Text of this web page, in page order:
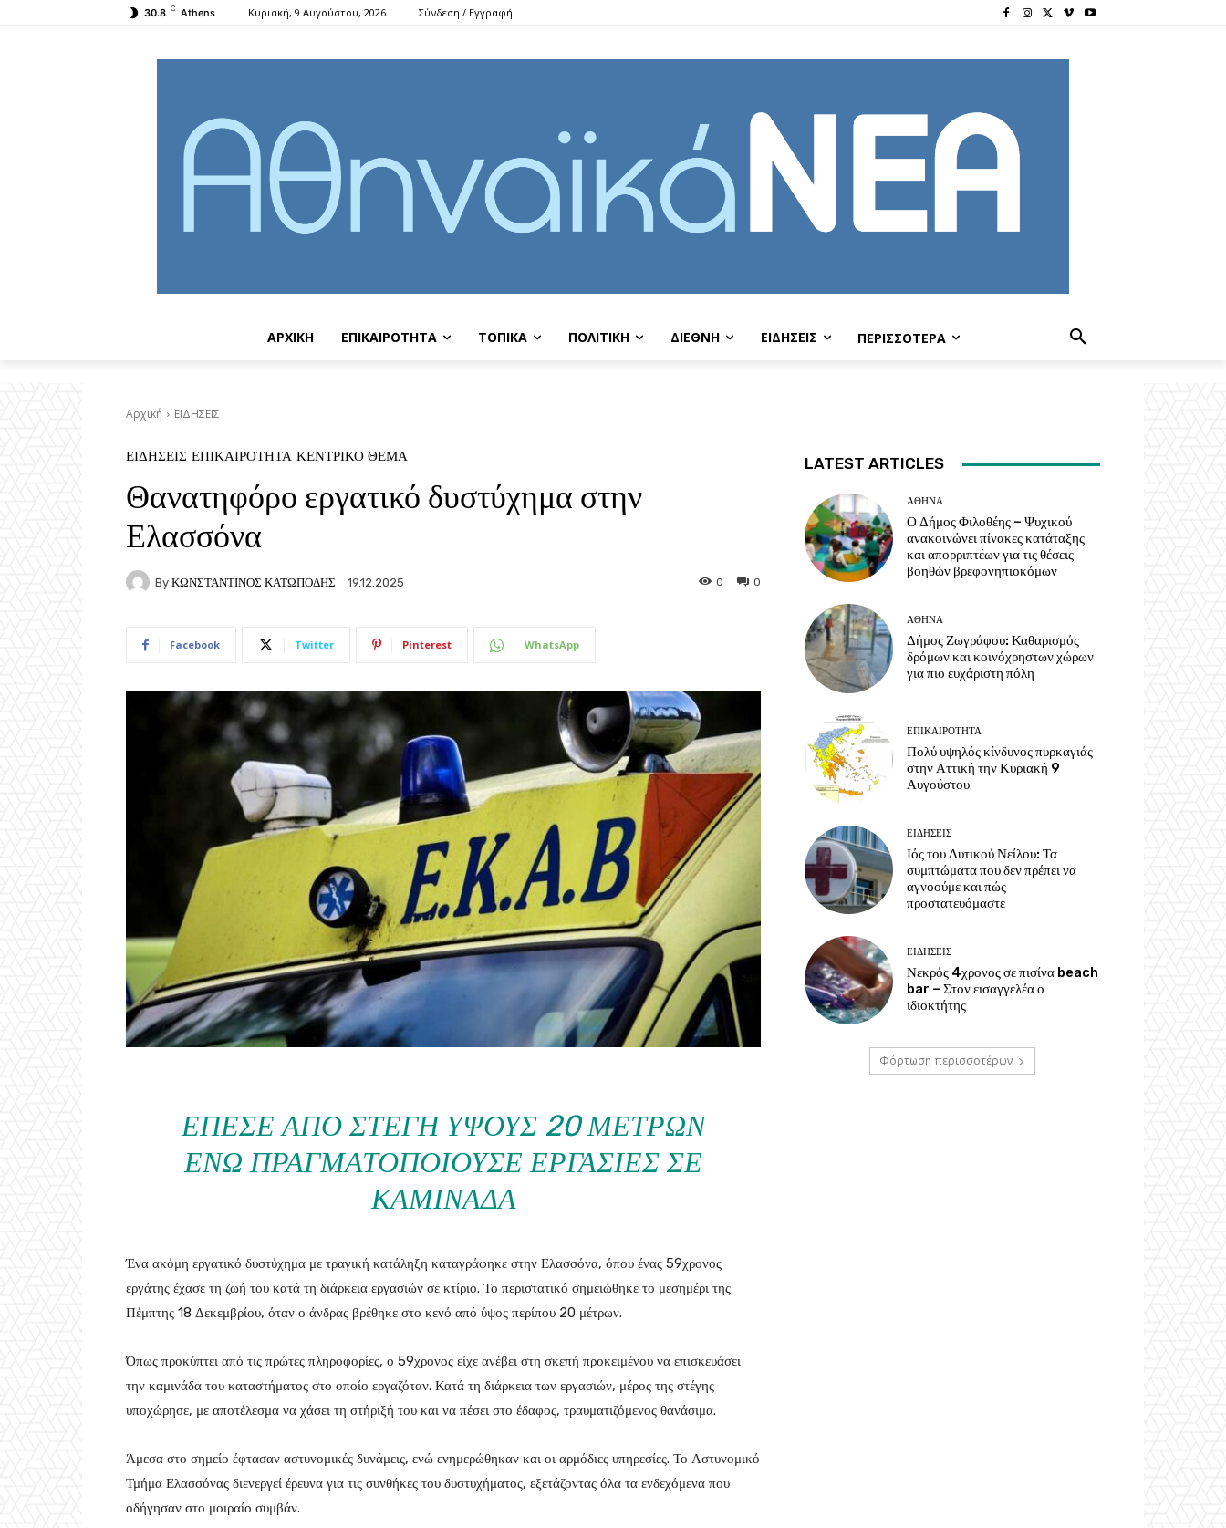
30.8 C Athens Κυριακή, 9 Αυγούστου, 2026 Σύνδεση / Εγγραφή
ΑΡΧΙΚΗ ΕΠΙΚΑΙΡΟΤΗΤΑ ΤΟΠΙΚΑ ΠΟΛΙΤΙΚΗ ΔΙΕΘΝΗ EIΔΗΣΕΙΣ ΠΕΡΙΣΣΟΤΕΡΑ
Αρχική ΕΙΔΗΣΕΙΣ
ΕΙΔΗΣΕΙΣ ΕΠΙΚΑΙΡΟΤΗΤΑ ΚΕΝΤΡΙΚΟ ΘΕΜΑ
Θανατηφόρο εργατικό δυστύχημα στην
Ελασσόνα
By ΚΩΝΣΤΑΝΤΙΝΟΣ ΚΑΤΩΠΟΔΗΣ 19.12.2025 0
0
Facebook Twitter Pinterest WhatsApp
ΈΠΕΣΕ ΑΠΌ ΣΤΈΓΗ ΎΨΟΥΣ 20 ΜΈΤΡΩΝ
ΕΝΏ ΠΡΑΓΜΑΤΟΠΟΙΟΎΣΕ ΕΡΓΑΣΊΕΣ ΣΕ
ΚΑΜΙΝΆΔΑ
Ένα ακόμη εργατικό δυστύχημα με τραγική κατάληξη καταγράφηκε στην Ελασσόνα, όπου ένας 59χρονος
εργάτης έχασε τη ζωή του κατά τη διάρκεια εργασιών σε κτίριο. Το περιστατικό σημειώθηκε το μεσημέρι της
Πέμπτης 18 Δεκεμβρίου, όταν ο άνδρας βρέθηκε στο κενό από ύψος περίπου 20 μέτρων.
Όπως προκύπτει από τις πρώτες πληροφορίες, ο 59χρονος είχε ανέβει στη σκεπή προκειμένου να επισκευάσει
την καμινάδα του καταστήματος στο οποίο εργαζόταν. Κατά τη διάρκεια των εργασιών, μέρος της στέγης
υποχώρησε, με αποτέλεσμα να χάσει τη στήριξή του και να πέσει στο έδαφος, τραυματιζόμενος θανάσιμα.
Άμεσα στο σημείο έφτασαν αστυνομικές δυνάμεις, ενώ ενημερώθηκαν και οι αρμόδιες υπηρεσίες. Το Αστυνομικό
Τμήμα Ελασσόνας διενεργεί έρευνα για τις συνθήκες του δυστυχήματος, εξετάζοντας όλα τα ενδεχόμενα που
οδήγησαν στο μοιραίο συμβάν.
LATEST ARTICLES
ΑΘΗΝΑ
Ο Δήμος Φιλοθέης – Ψυχικού
ανακοινώνει πίνακες κατάταξης
και απορριπτέων για τις θέσεις
βοηθών βρεφονηπιοκόμων
ΑΘΗΝΑ
Δήμος Ζωγράφου: Καθαρισμός
δρόμων και κοινόχρηστων χώρων
για πιο ευχάριστη πόλη
ΕΠΙΚΑΙΡΟΤΗΤΑ
Πολύ υψηλός κίνδυνος πυρκαγιάς
στην Αττική την Κυριακή 9
Αυγούστου
ΕΙΔΗΣΕΙΣ
Ιός του Δυτικού Νείλου: Τα
συμπτώματα που δεν πρέπει να
αγνοούμε και πώς
προστατευόμαστε
ΕΙΔΗΣΕΙΣ
Νεκρός 4χρονος σε πισίνα beach
bar – Στον εισαγγελέα ο
ιδιοκτήτης
Φόρτωση περισσοτέρων